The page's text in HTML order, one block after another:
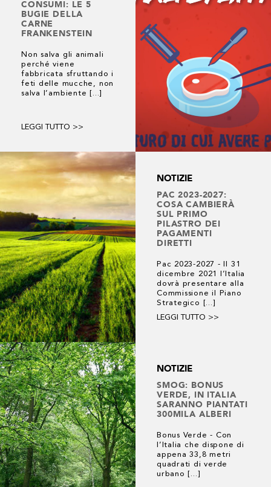
CONSUMI: LE 5
BUGIE DELLA
CARNE
FRANKENSTEIN
Non salva gli animali
perché viene
fabbricata sfruttando i
feti delle mucche, non
salva l’ambiente [...]
LEGGI TUTTO >>
NOTIZIE
PAC 2023-2027:
COSA CAMBIERÀ
SUL PRIMO
PILASTRO DEI
PAGAMENTI
DIRETTI
Pac 2023-2027 - Il 31
dicembre 2021 l’Italia
dovrà presentare alla
Commissione il Piano
Strategico [...]
LEGGI TUTTO >>
NOTIZIE
SMOG: BONUS
VERDE, IN ITALIA
SARANNO PIANTATI
300MILA ALBERI
Bonus Verde - Con
l’Italia che dispone di
appena 33,8 metri
quadrati di verde
urbano [...]